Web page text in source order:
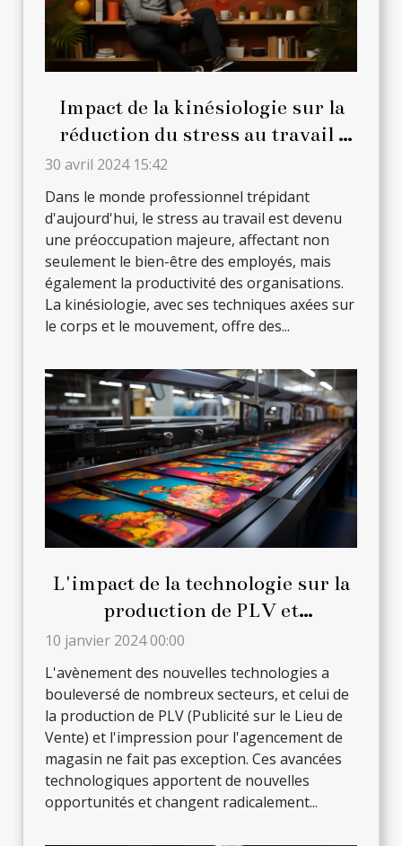
Impact de la kinésiologie sur la
réduction du stress au travail :
Stratégies et techniques
30 avril 2024 15:42
Dans le monde professionnel trépidant
d'aujourd'hui, le stress au travail est devenu
une préoccupation majeure, affectant non
seulement le bien-être des employés, mais
également la productivité des organisations.
La kinésiologie, avec ses techniques axées sur
le corps et le mouvement, offre des...
L'impact de la technologie sur la
production de PLV et
l'impression pour l'agencement
de magasin
10 janvier 2024 00:00
L'avènement des nouvelles technologies a
bouleversé de nombreux secteurs, et celui de
la production de PLV (Publicité sur le Lieu de
Vente) et l'impression pour l'agencement de
magasin ne fait pas exception. Ces avancées
technologiques apportent de nouvelles
opportunités et changent radicalement...